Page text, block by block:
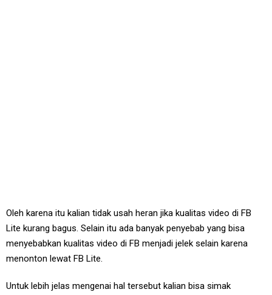
Oleh karena itu kalian tidak usah heran jika kualitas video di FB
Lite kurang bagus. Selain itu ada banyak penyebab yang bisa
menyebabkan kualitas video di FB menjadi jelek selain karena
menonton lewat FB Lite.
Untuk lebih jelas mengenai hal tersebut kalian bisa simak